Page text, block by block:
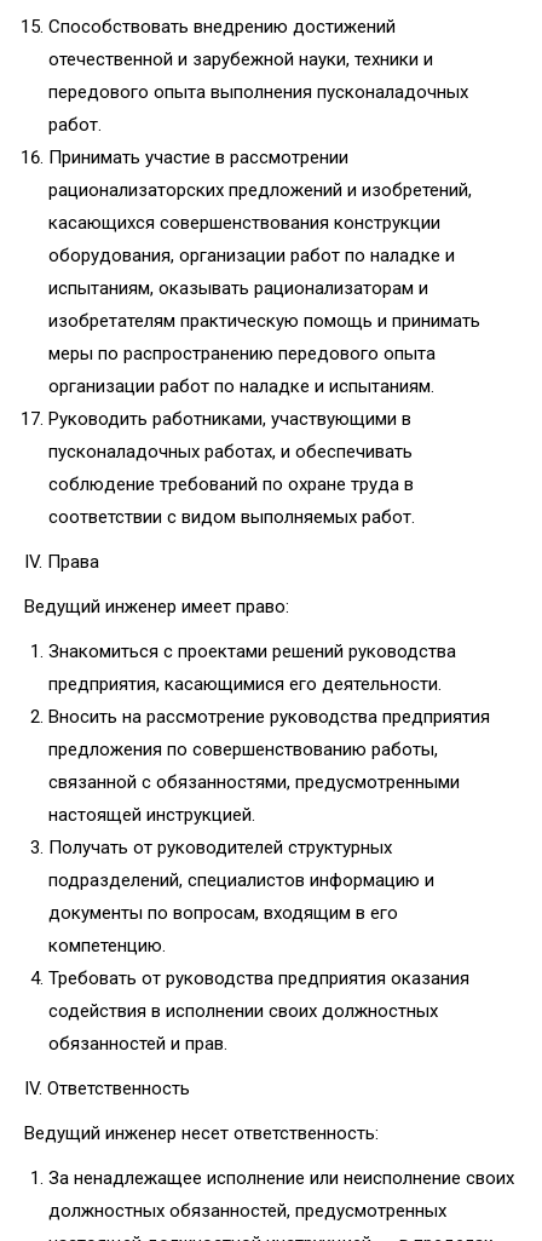
Способствовать внедрению достижений
отечественной и зарубежной науки, техники и
передового опыта выполнения пусконаладочных
работ.
Принимать участие в рассмотрении
рационализаторских предложений и изобретений,
касающихся совершенствования конструкции
оборудования, организации работ по наладке и
испытаниям, оказывать рационализаторам и
изобретателям практическую помощь и принимать
меры по распространению передового опыта
организации работ по наладке и испытаниям.
Руководить работниками, участвующими в
пусконаладочных работах, и обеспечивать
соблюдение требований по охране труда в
соответствии с видом выполняемых работ.
IV. Права
Ведущий инженер имеет право:
Знакомиться с проектами решений руководства
предприятия, касающимися его деятельности.
Вносить на рассмотрение руководства предприятия
предложения по совершенствованию работы,
связанной с обязанностями, предусмотренными
настоящей инструкцией.
Получать от руководителей структурных
подразделений, специалистов информацию и
документы по вопросам, входящим в его
компетенцию.
Требовать от руководства предприятия оказания
содействия в исполнении своих должностных
обязанностей и прав.
IV. Ответственность
Ведущий инженер несет ответственность:
За ненадлежащее исполнение или неисполнение своих
должностных обязанностей, предусмотренных